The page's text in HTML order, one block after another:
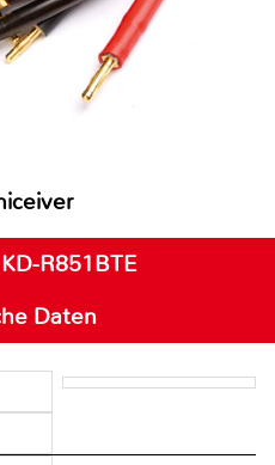
R851BTE
Daten